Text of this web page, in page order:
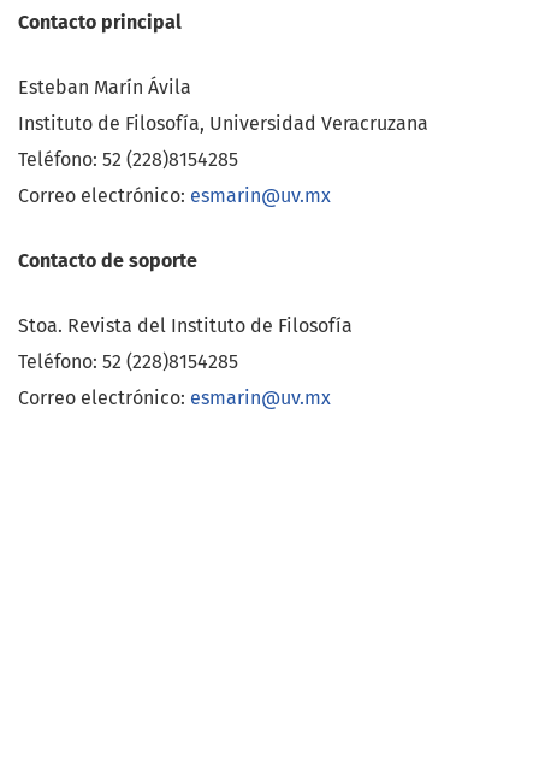
Contacto principal
Esteban Marín Ávila
Instituto de Filosofía, Universidad Veracruzana
Teléfono: 52 (228)8154285
Correo electrónico: esmarin@uv.mx
Contacto de soporte
Stoa. Revista del Instituto de Filosofía
Teléfono: 52 (228)8154285
Correo electrónico: esmarin@uv.mx